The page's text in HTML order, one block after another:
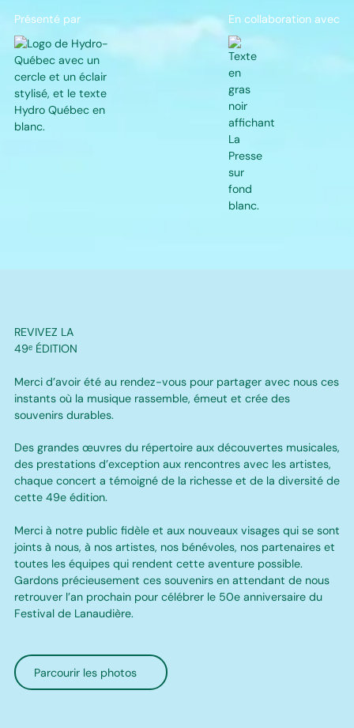
LE
PLUS
GRAND
FESTIVAL
MUSIQUE
Présenté par En collaboration avec
REVIVEZ LA
49ᵉ ÉDITION
Merci d’avoir été au rendez-vous pour partager avec nous ces
instants où la musique rassemble, émeut et crée des
souvenirs durables.
Des grandes œuvres du répertoire aux découvertes musicales,
des prestations d’exception aux rencontres avec les artistes,
chaque concert a témoigné de la richesse et de la diversité de
cette 49e édition.
Merci à notre public fidèle et aux nouveaux visages qui se sont
joints à nous, à nos artistes, nos bénévoles, nos partenaires et
toutes les équipes qui rendent cette aventure possible.
Gardons précieusement ces souvenirs en attendant de nous
retrouver l’an prochain pour célébrer le 50e anniversaire du
Festival de Lanaudière.
Parcourir les photos